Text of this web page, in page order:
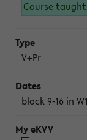
Course
V+Pr
block 9-16 in